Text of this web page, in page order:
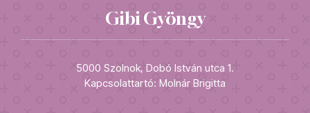
Gibi Gyöngy
5000 Szolnok, Dobó István utca 1.
Kapcsolattartó: Molnár Brigitta